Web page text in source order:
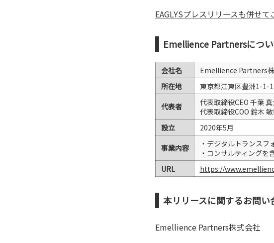
EAGLYSプレスリリースも併せて
Emellience Partnersにつ
会社名
Emellience Partners
所在地
東京都江東区豊洲1-1-1
代表者
代表取締役CEO 千葉
代表取締役COO 鈴木
設立
2020年5月
事業内容
・デジタルトランス
・コンサルティング
URL
https://
本リリースに関するお問い
Emellience Partners株式会社